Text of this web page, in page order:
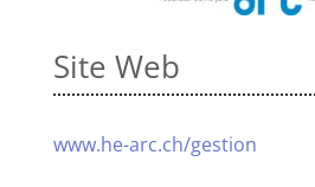
Site Web
www.he-arc.ch/gestion